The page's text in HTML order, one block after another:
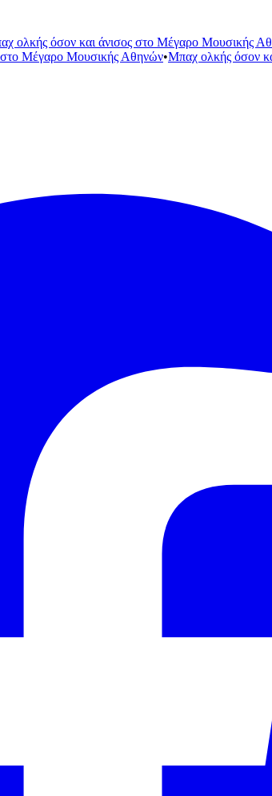
ολκής όσον και άνισος στο Μέγαρο Μουσικής
στο Μέγαρο Μουσικής Αθηνών•Μπαχ ολκής όσον